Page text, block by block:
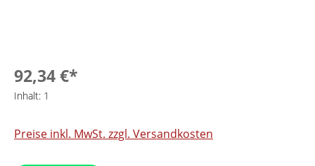
92,34 €*
Inhalt: 1
Preise inkl. MwSt. zzgl. Versandkosten